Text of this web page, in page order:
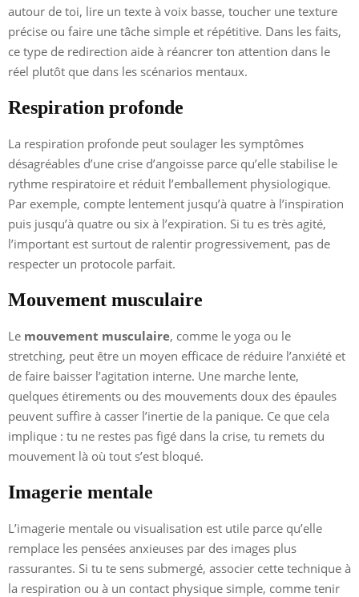
autour de toi, lire un texte à voix basse, toucher une texture
précise ou faire une tâche simple et répétitive. Dans les faits,
ce type de redirection aide à réancrer ton attention dans le
réel plutôt que dans les scénarios mentaux.
Respiration profonde
La respiration profonde peut soulager les symptômes
désagréables d’une crise d’angoisse parce qu’elle stabilise le
rythme respiratoire et réduit l’emballement physiologique.
Par exemple, compte lentement jusqu’à quatre à l’inspiration
puis jusqu’à quatre ou six à l’expiration. Si tu es très agité,
l’important est surtout de ralentir progressivement, pas de
respecter un protocole parfait.
Mouvement musculaire
Le mouvement musculaire, comme le yoga ou le
stretching, peut être un moyen efficace de réduire l’anxiété et
de faire baisser l’agitation interne. Une marche lente,
quelques étirements ou des mouvements doux des épaules
peuvent suffire à casser l’inertie de la panique. Ce que cela
implique : tu ne restes pas figé dans la crise, tu remets du
mouvement là où tout s’est bloqué.
Imagerie mentale
L’imagerie mentale ou visualisation est utile parce qu’elle
remplace les pensées anxieuses par des images plus
rassurantes. Si tu te sens submergé, associer cette technique à
la respiration ou à un contact physique simple, comme tenir